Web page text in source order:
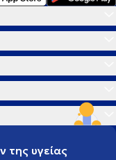
της υγείας